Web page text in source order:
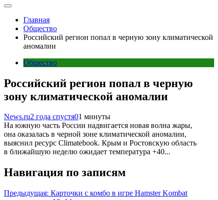
Главная
Общество
Российский регион попал в черную зону климатической
аномалии
Общество
Российский регион попал в черную
зону климатической аномалии
News.ru2 года спустя01 минуты
На южную часть России надвигается новая волна жары,
она оказалась в черной зоне климатической аномалии,
выяснил ресурс Climatebook. Крым и Ростовскую область
в ближайшую неделю ожидает температура +40...
Навигация по записям
Предыдущая: Карточки с комбо в игре Hamster Kombat